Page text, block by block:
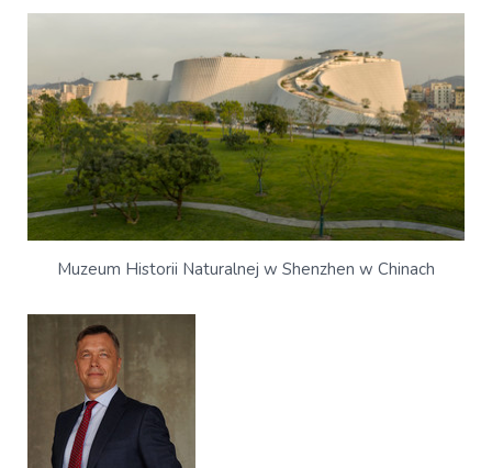
Muzeum Historii Naturalnej w Shenzhen w Chinach